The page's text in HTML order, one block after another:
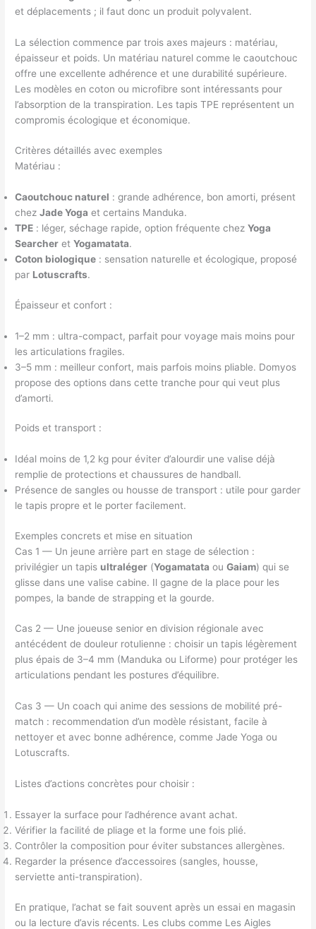
et déplacements ; il faut donc un produit polyvalent.
La sélection commence par trois axes majeurs : matériau,
épaisseur et poids. Un matériau naturel comme le caoutchouc
offre une excellente adhérence et une durabilité supérieure.
Les modèles en coton ou microfibre sont intéressants pour
l’absorption de la transpiration. Les tapis TPE représentent un
compromis écologique et économique.
Critères détaillés avec exemples
Matériau :
Caoutchouc naturel : grande adhérence, bon amorti, présent
chezJade Yoga et certains Manduka.
TPE : léger, séchage rapide, option fréquente chezYoga
Searcher etYogamatata.
Coton biologique : sensation naturelle et écologique, proposé
par Lotuscrafts.
Épaisseur et confort :
1–2 mm : ultra-compact, parfait pour voyage mais moins pour
les articulations fragiles.
3–5 mm : meilleur confort, mais parfois moins pliable. Domyos
propose des options dans cette tranche pour qui veut plus
d’amorti.
Poids et transport :
Idéal moins de 1,2 kg pour éviter d’alourdir une valise déjà
remplie de protections et chaussures de handball.
Présence de sangles ou housse de transport : utile pour garder
le tapis propre et le porter facilement.
Exemples concrets et mise en situation
Cas 1 — Un jeune arrière part en stage de sélection :
privilégier un tapis ultraléger (Yogamatata ouGaiam) qui se
glisse dans une valise cabine. Il gagne de la place pour les
pompes, la bande de strapping et la gourde.
Cas 2 — Une joueuse senior en division régionale avec
antécédent de douleur rotulienne : choisir un tapis légèrement
plus épais de 3–4 mm (Manduka ou Liforme) pour protéger les
articulations pendant les postures d’équilibre.
Cas 3 — Un coach qui anime des sessions de mobilité pré-
match : recommendation d’un modèle résistant, facile à
nettoyer et avec bonne adhérence, comme Jade Yoga ou
Lotuscrafts.
Listes d’actions concrètes pour choisir :
Essayer la surface pour l’adhérence avant achat.
Vérifier la facilité de pliage et la forme une fois plié.
Contrôler la composition pour éviter substances allergènes.
Regarder la présence d’accessoires (sangles, housse,
serviette anti-transpiration).
En pratique, l’achat se fait souvent après un essai en magasin
ou la lecture d’avis récents. Les clubs comme Les Aigles